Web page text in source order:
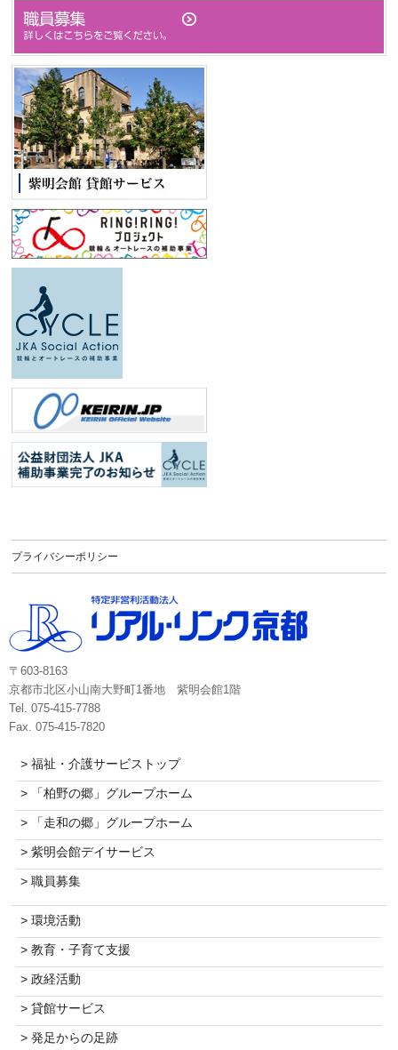
プライバシーポリシー
〒603-8163
京都市北区小山南大野町1番地 紫明会館1階
Tel. 075-415-7788
Fax. 075-415-7820
> 福祉・介護サービストップ
> 「柏野の郷」グループホーム
> 「走和の郷」グループホーム
> 紫明会館デイサービス
> 職員募集
> 環境活動
> 教育・子育て支援
> 政経活動
> 貸館サービス
> 発足からの足跡